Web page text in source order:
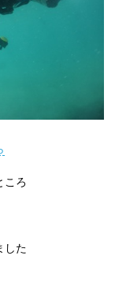
ころ
した